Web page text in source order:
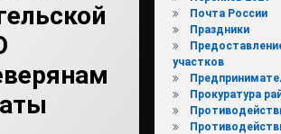
Почта России
Праздники
участков
Прокуратура